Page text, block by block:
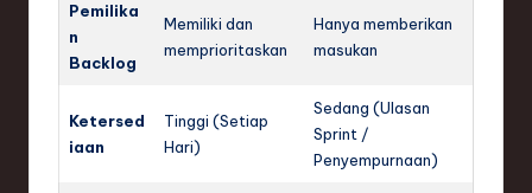
Pemilika
n
Backlog
Memiliki dan
memprioritaskan
Hanya memberikan
masukan
Ketersed
iaan
Tinggi (Setiap
Hari)
Sedang (Ulasan
Sprint /
Penyempurnaan)